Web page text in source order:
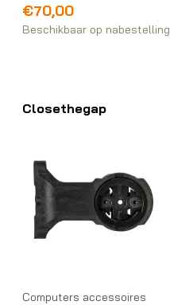
€70,00
Beschikbaar op nabestelling
Closethegap
Computers accessoires